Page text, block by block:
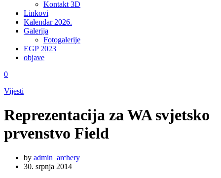
Kontakt 3D
Linkovi
Kalendar 2026.
Galerija
Fotogalerije
EGP 2023
objave
0
Vijesti
Reprezentacija za WA svjetsko
prvenstvo Field
by admin_archery
30. srpnja 2014